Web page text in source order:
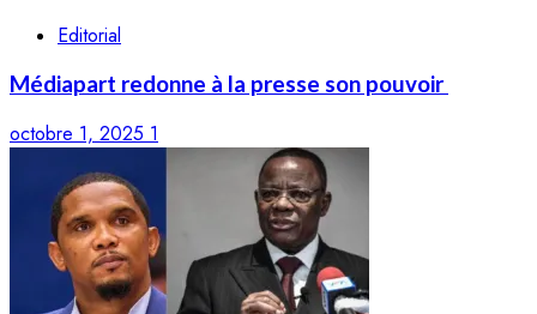
Editorial
Médiapart redonne à la presse son pouvoir
octobre 1, 2025 1